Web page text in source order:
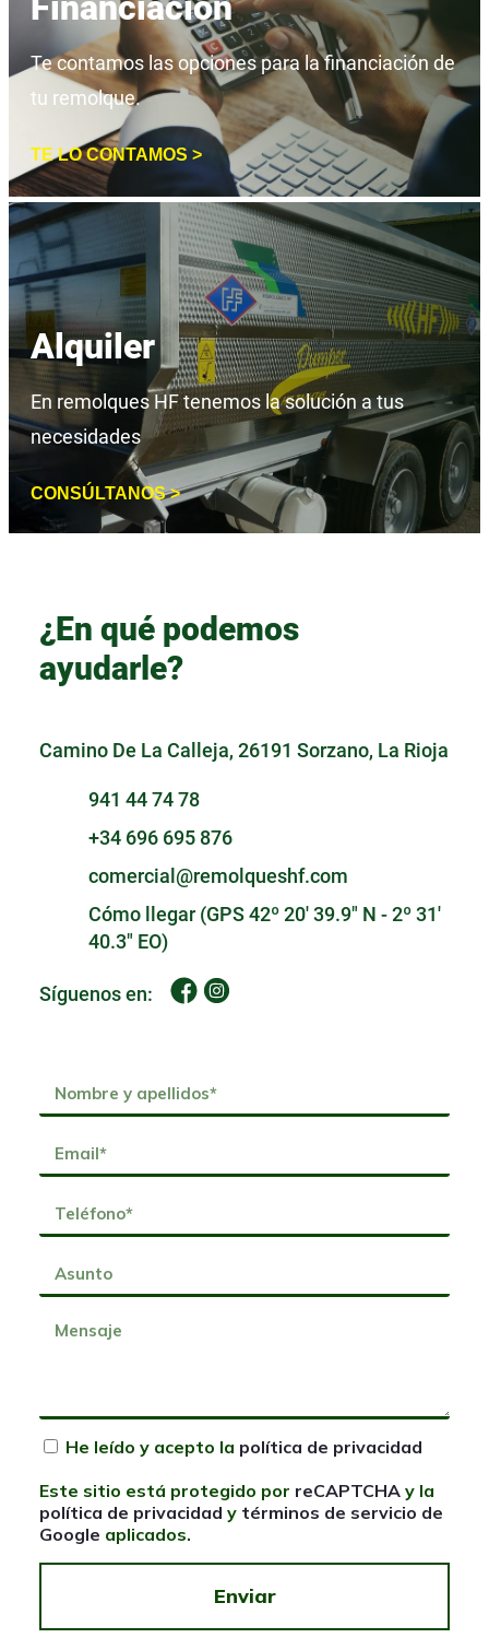
Te contamos las opciones para la financiación de
tu remolque.
TE LO CONTAMOS >
Alquiler
En remolques HF tenemos la solución a tus
necesidades
CONSÚLTANOS >
¿En qué podemos
ayudarle?
Camino De La Calleja, 26191 Sorzano, La Rioja
941 44 74 78
+34 696 695 876
comercial@remolqueshf.com
Cómo llegar (GPS 42º 20' 39.9" N - 2º 31'
40.3" EO)
Síguenos en:
He leído y acepto la política de privacidad
Este sitio está protegido por reCAPTCHA y la
política de privacidad y términos de servicio de
Google aplicados.
Enviar